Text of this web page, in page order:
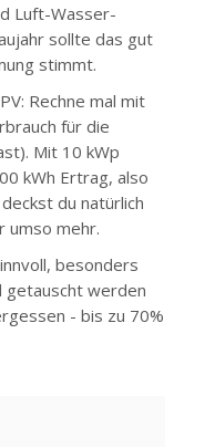
Luft-Wasser-
sollte das gut
stimmt.
Rechne mal mit
für die
Mit 10 kWp
kWh Ertrag, also
du natürlich
umso mehr.
besonders
getauscht werden
- bis zu 70%